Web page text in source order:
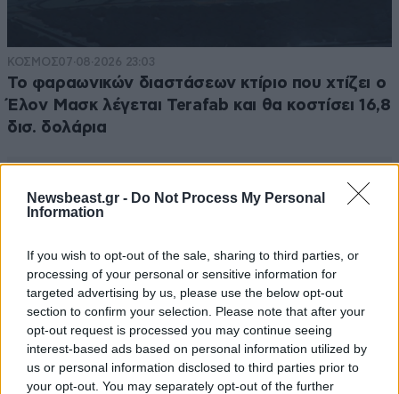
Newsbeast.gr - Do Not Process My Personal
Information
If you wish to opt-out of the sale, sharing to third parties, or
processing of your personal or sensitive information for
targeted advertising by us, please use the below opt-out
section to confirm your selection. Please note that after your
opt-out request is processed you may continue seeing
interest-based ads based on personal information utilized by
us or personal information disclosed to third parties prior to
your opt-out. You may separately opt-out of the further
ΚΟΣΜΟΣ07·08·2026 23:03
Το φαραωνικών διαστάσεων κτίριο που χτίζει ο
Έλον Μασκ λέγεται Terafab και θα κοστίσει 16,8
δισ. δολάρια